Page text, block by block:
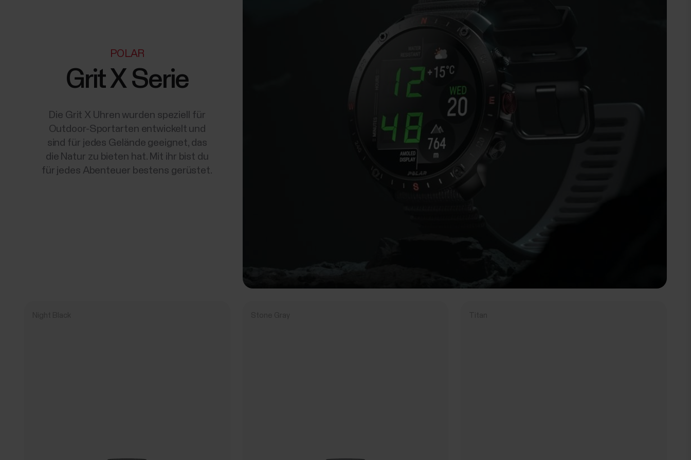
POLAR
Grit X Serie
Die Grit X Uhren wurden speziell für
Outdoor-Sportarten entwickelt und
sind für jedes Gelände geeignet, das
die Natur zu bieten hat. Mit ihr bist du
für jedes Abenteuer bestens gerüstet.